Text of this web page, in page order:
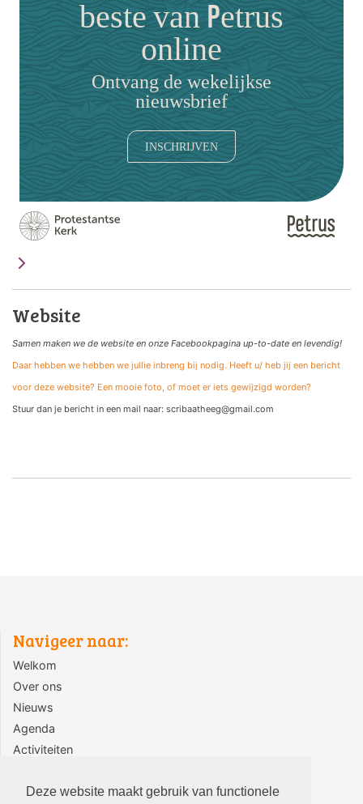
Deze website maakt gebruik van functionele
beste van Petrus
online
Ontvang de wekelijkse
nieuwsbrief
INSCHRIJVEN
Website
Samen maken we de website en onze Facebookpagina up-to-date en levendig!
Daar hebben we hebben we jullie inbreng bij nodig. Heeft u/ heb jij een bericht
voor deze website? Een mooie foto, of moet er iets gewijzigd worden?
Stuur dan je bericht in een mail naar: scribaatheeg@gmail.com
Navigeer naar:
Welkom
Over ons
Nieuws
Agenda
Activiteiten
Contact